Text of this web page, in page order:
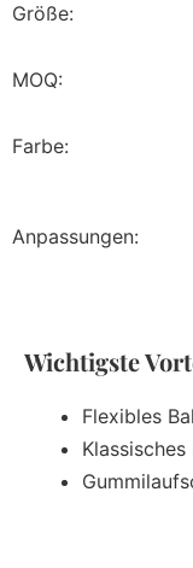
Größe:
MOQ:
Farbe:
Anpassungen:
Wichtigste
Flexibles